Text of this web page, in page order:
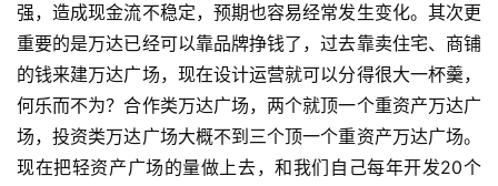
强，造成现金流不稳定，预期也容易经常发生变化。其次更
重要的是万达已经可以靠品牌挣钱了，过去靠卖住宅、商铺
的钱来建万达广场，现在设计运营就可以分得很大一杯羹，
何乐而不为？合作类万达广场，两个就顶一个重资产万达广
场，投资类万达广场大概不到三个顶一个重资产万达广场。
现在把轻资产广场的量做上去，和我们自己每年开发20个